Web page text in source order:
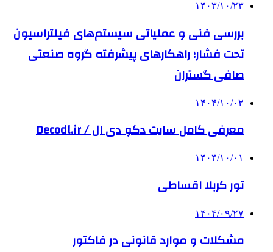
۱۴۰۳/۱۰/۲۳
بررسی فنی و عملیاتی سیستم‌های فیلتراسیون
تحت فشار؛ راهکارهای پیشرفته گروه صنعتی
صافی گستران
۱۴۰۴/۱۰/۰۲
معرفی کامل سایت دکو دی ال / Decodl.ir
۱۴۰۴/۱۰/۰۱
تور کربلا اقساطی
۱۴۰۴/۰۹/۲۷
مشکلات و موارد قانونی در فاکتور